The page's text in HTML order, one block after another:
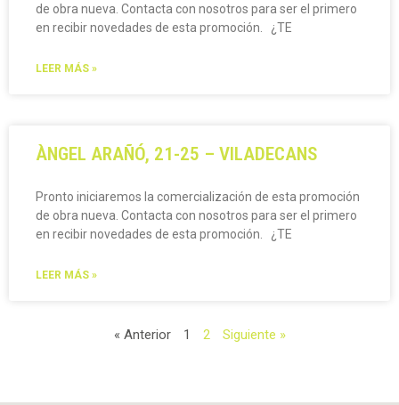
de obra nueva. Contacta con nosotros para ser el primero
en recibir novedades de esta promoción. ¿TE
LEER MÁS »
ÀNGEL ARAÑÓ, 21-25 – VILADECANS
Pronto iniciaremos la comercialización de esta promoción
de obra nueva. Contacta con nosotros para ser el primero
en recibir novedades de esta promoción. ¿TE
LEER MÁS »
« Anterior 1 2 Siguiente »